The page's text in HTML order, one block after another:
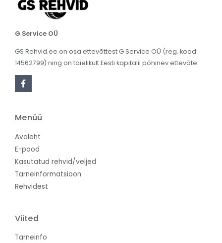
G Service OÜ
GS Rehvid.ee on osa ettevõttest G Service OÜ (reg. kood:
14562799) ning on täielikult Eesti kapitalil põhinev ettevõte.
Menüü
Avaleht
E-pood
Kasutatud rehvid/veljed
Tarneinformatsioon
Rehvidest
Viited
Tarneinfo